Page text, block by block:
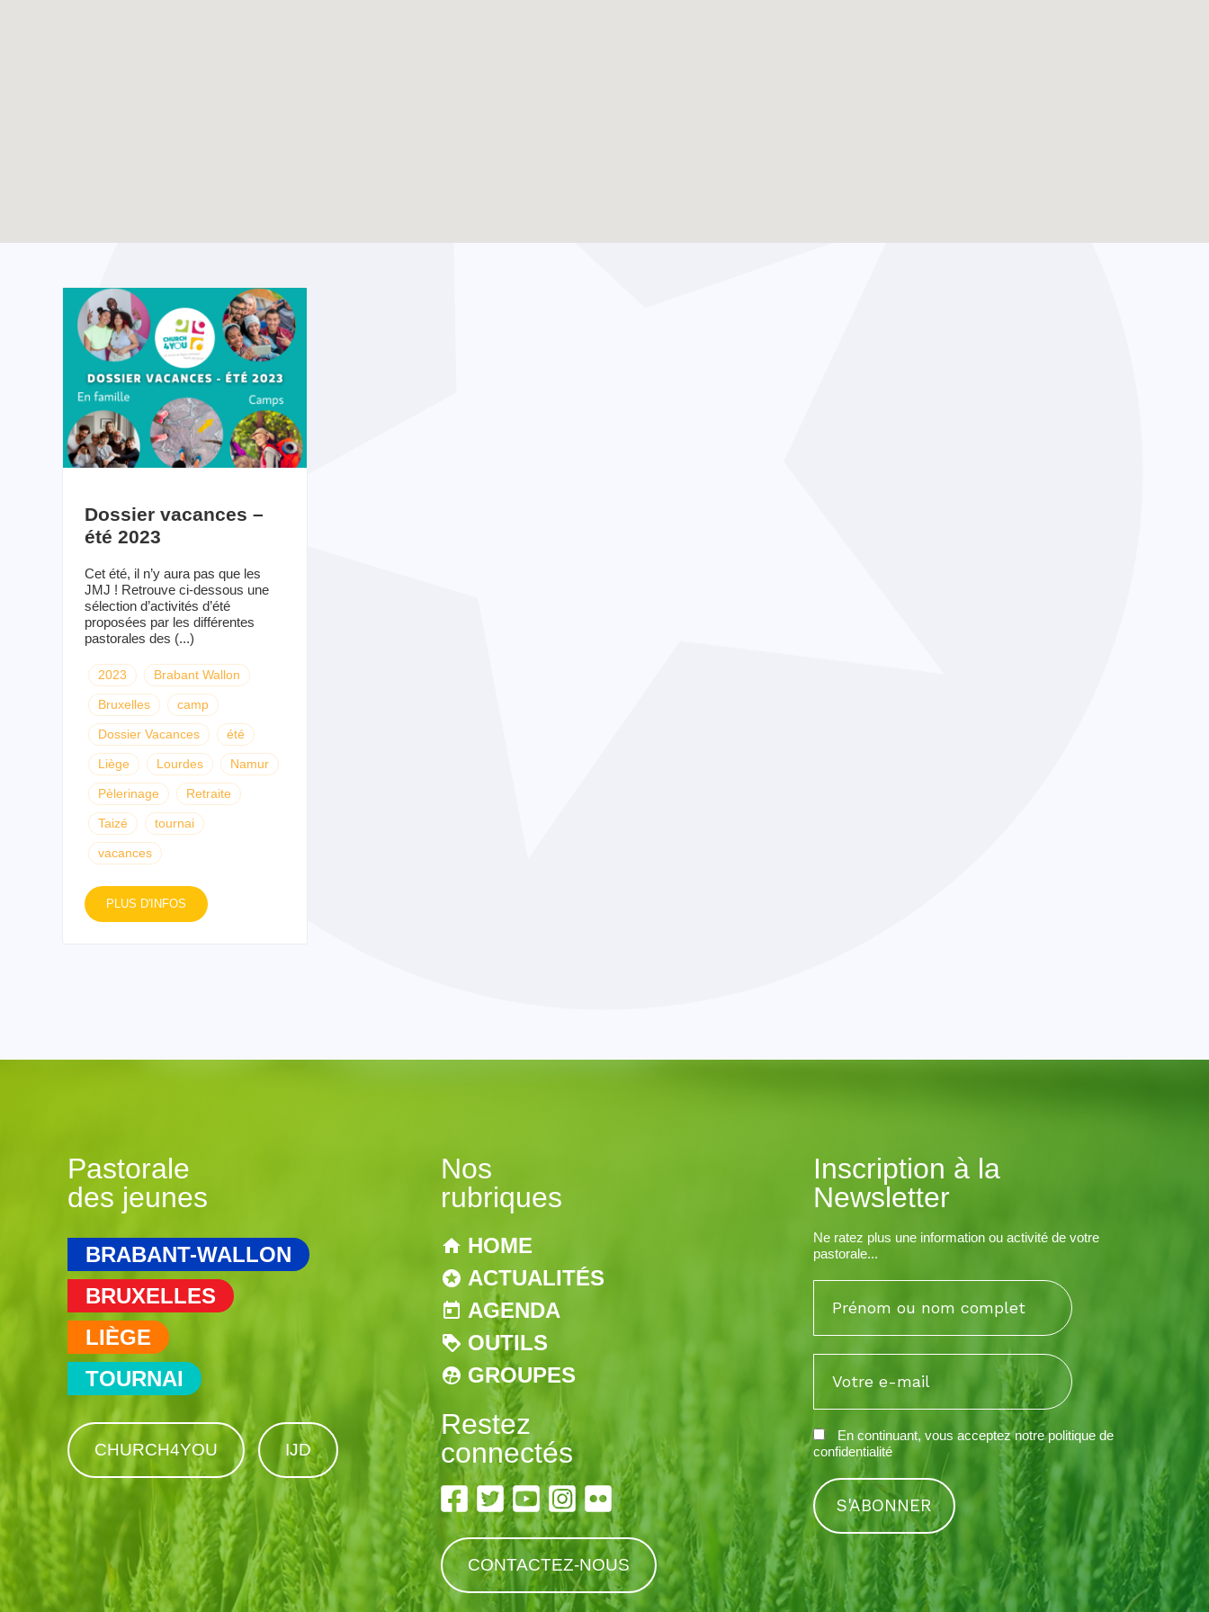
Dossier vacances –
été 2023
Cet été, il n’y aura pas que les
JMJ ! Retrouve ci-dessous une
sélection d’activités d’été
proposées par les différentes
pastorales des (...)
2023 Brabant Wallon
Bruxelles camp
Dossier Vacances été
Liège Lourdes Namur
Pèlerinage Retraite
Taizé tournai
vacances
PLUS D'INFOS
Pastorale
des jeunes
BRABANT-WALLON
BRUXELLES
LIÈGE
TOURNAI
CHURCH4YOU IJD
Nos
rubriques
HOME
ACTUALITÉS
AGENDA
OUTILS
GROUPES
Restez
connectés
CONTACTEZ-NOUS
Inscription à la
Newsletter
Ne ratez plus une information ou activité de votre
pastorale...
En continuant, vous acceptez notrepolitique de
confidentialité